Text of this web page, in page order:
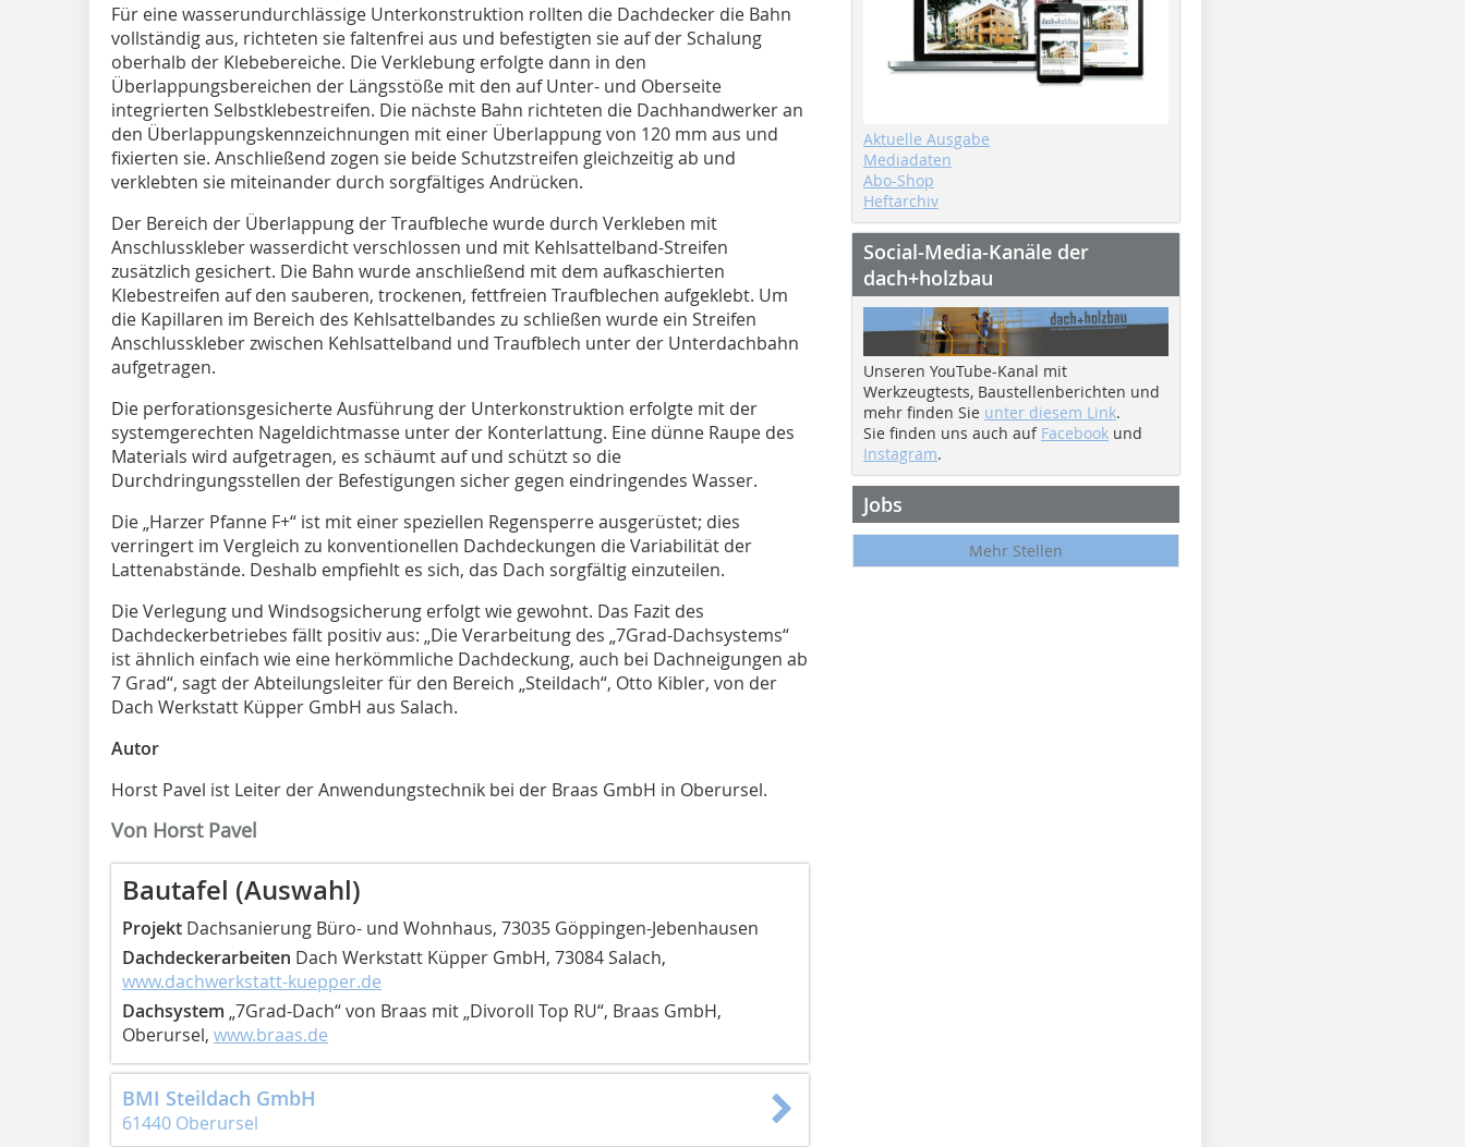
Für eine wasserundurchlässige Unterkonstruktion rollten die Dachdecker die Bahn
vollständig aus, richteten sie faltenfrei aus und befestigten sie auf der Schalung
oberhalb der Klebebereiche. Die Verklebung erfolgte dann in den
Überlappungsbereichen der Längsstöße mit den auf Unter- und Oberseite
integrierten Selbstklebestreifen. Die nächste Bahn richteten die Dachhandwerker an
den Überlappungskennzeichnungen mit einer Überlappung von 120 mm aus und
fixierten sie. Anschließend zogen sie beide Schutzstreifen gleichzeitig ab und
verklebten sie miteinander durch sorgfältiges Andrücken.
Der Bereich der Überlappung der Traufbleche wurde durch Verkleben mit
Anschlusskleber wasserdicht verschlossen und mit Kehlsattelband-Streifen
zusätzlich gesichert. Die Bahn wurde anschließend mit dem aufkaschierten
Klebestreifen auf den sauberen, trockenen, fettfreien Traufblechen aufgeklebt. Um
die Kapillaren im Bereich des Kehlsattelbandes zu schließen wurde ein Streifen
Anschlusskleber zwischen Kehlsattelband und Traufblech unter der Unterdachbahn
aufgetragen.
Die perforationsgesicherte Ausführung der Unterkonstruktion erfolgte mit der
systemgerechten Nageldichtmasse unter der Konterlattung. Eine dünne Raupe des
Materials wird aufgetragen, es schäumt auf und schützt so die
Durchdringungsstellen der Befestigungen sicher gegen eindringendes Wasser.
Die „Harzer Pfanne F+“ ist mit einer speziellen Regensperre ausgerüstet; dies
verringert im Vergleich zu konventionellen Dachdeckungen die Variabilität der
Lattenabstände. Deshalb empfiehlt es sich, das Dach sorgfältig einzuteilen.
Die Verlegung und Windsogsicherung erfolgt wie gewohnt. Das Fazit des
Dachdeckerbetriebes fällt positiv aus: „Die Verarbeitung des „7Grad-Dachsystems“
ist ähnlich einfach wie eine herkömmliche Dachdeckung, auch bei Dachneigungen ab
7 Grad“, sagt der Abteilungsleiter für den Bereich „Steildach“, Otto Kibler, von der
Dach Werkstatt Küpper GmbH aus Salach.
Autor
Horst Pavel ist Leiter der Anwendungstechnik bei der Braas GmbH in Oberursel.
Von Horst Pavel
Bautafel (Auswahl)
Projekt Dachsanierung Büro- und Wohnhaus, 73035 Göppingen-Jebenhausen
Dachdeckerarbeiten Dach Werkstatt Küpper GmbH, 73084 Salach,
www.dachwerkstatt-kuepper.de
Dachsystem „7Grad-Dach“ von Braas mit „Divoroll Top RU“, Braas GmbH,
Oberursel, www.braas.de
BMI Steildach GmbH
61440 Oberursel
Aktuelle Ausgabe
Mediadaten
Abo-Shop
Heftarchiv
Social-Media-Kanäle der
dach+holzbau
Unseren YouTube-Kanal mit
Werkzeugtests, Baustellenberichten und
mehr finden Sie unter diesem Link.
Sie finden uns auch auf Facebook und
Instagram.
Jobs
Mehr Stellen